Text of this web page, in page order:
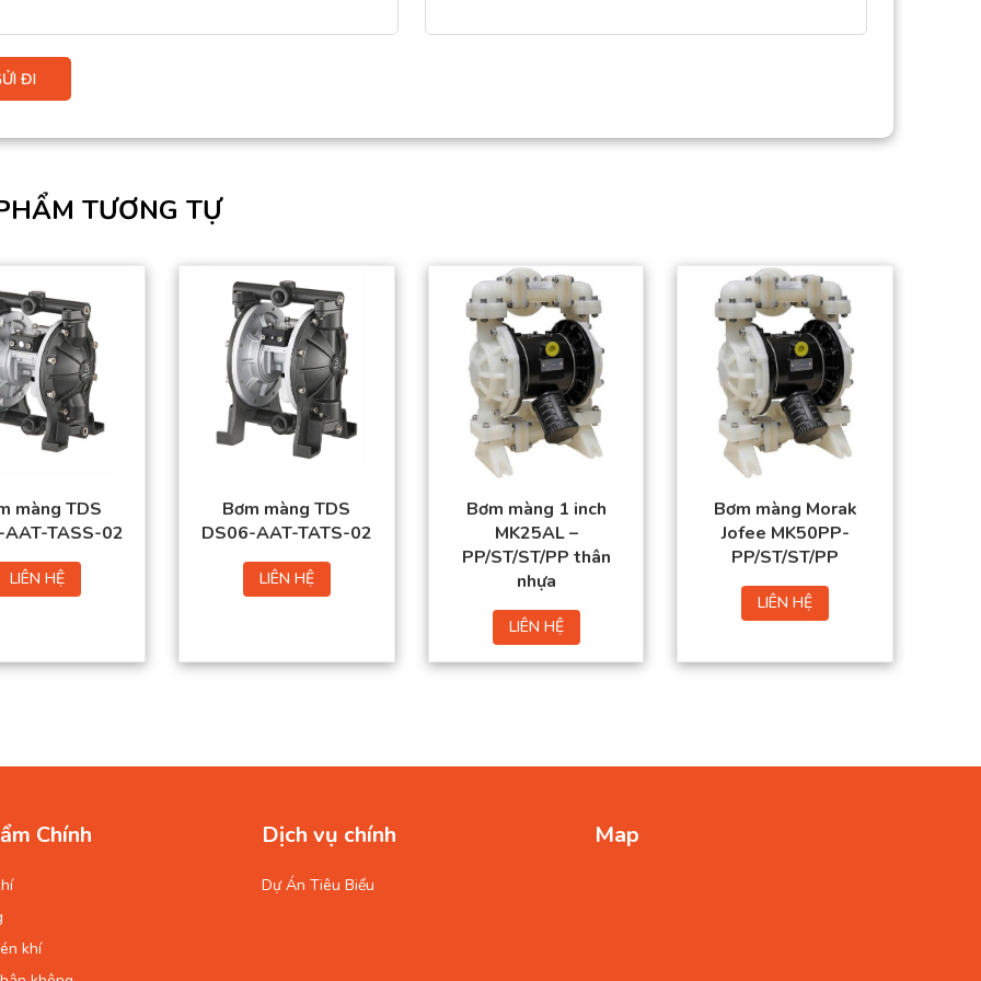
TƯƠNG TỰ
màng TDS
TASS-02
LIÊN HỆ
Bơm màng TDS
DS06-AAT-TATS-02
LIÊN HỆ
Bơm màng 1 inch
MK25AL –
PP/ST/ST/PP thân
nhựa
LIÊN HỆ
Bơm màng Morak
Jofee MK50PP-
PP/ST/ST/PP
LIÊN HỆ
Chính
khí
Dịch vụ chính
Dự Án Tiêu Biểu
Map